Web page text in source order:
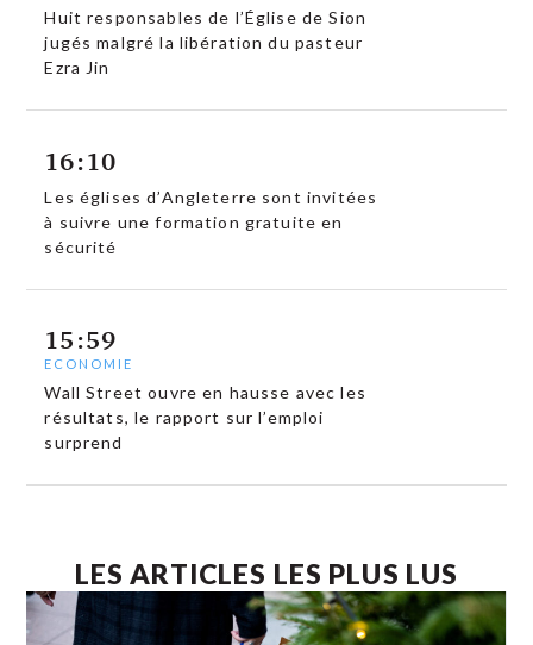
Huit responsables de l’Église de Sion
jugés malgré la libération du pasteur
Ezra Jin
16:10
Les églises d’Angleterre sont invitées
à suivre une formation gratuite en
sécurité
15:59
ECONOMIE
Wall Street ouvre en hausse avec les
résultats, le rapport sur l’emploi
surprend
LES ARTICLES LES PLUS LUS